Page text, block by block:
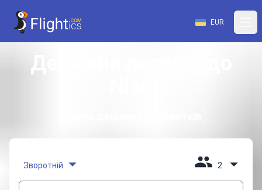
EUR
Дешевий переліт до
Зворотній 2